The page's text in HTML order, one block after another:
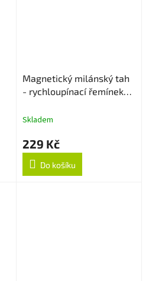
Magnetický milánský tah
- rychloupínací řemínek
Skladem
229 Kč
Do košíku